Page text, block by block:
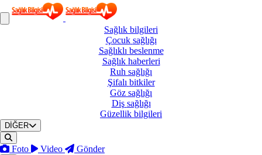
Sağlık bilgileri
Çocuk sağlığı
Sağlıklı beslenme
Sağlık haberleri
Ruh sağlığı
Şifalı bitkiler
Göz sağlığı
Diş sağlığı
Güzellik bilgileri
DİĞER
Foto Video Gönder